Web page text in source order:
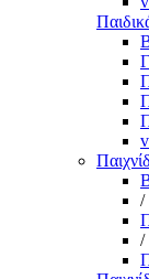
/
/